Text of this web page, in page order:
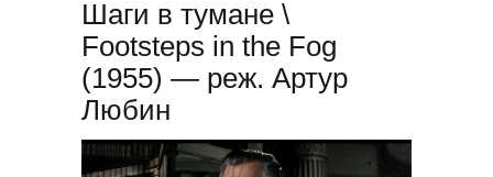
Шаги в тумане \
Footsteps in the Fog
(1955) — реж. Артур
Любин